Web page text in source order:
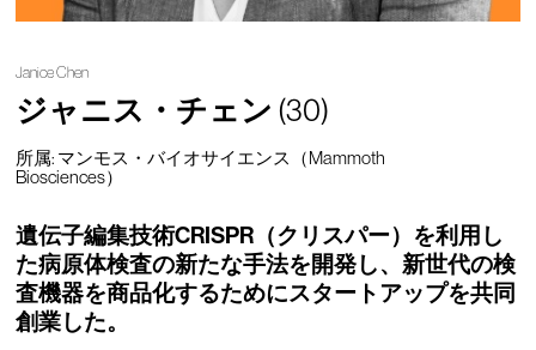
Janice Chen
ジャニス・チェン (30)
所属: マンモス・バイオサイエンス（Mammoth
Biosciences）
遺伝子編集技術CRISPR（クリスパー）を利用し
た病原体検査の新たな手法を開発し、新世代の検
査機器を商品化するためにスタートアップを共同
創業した。